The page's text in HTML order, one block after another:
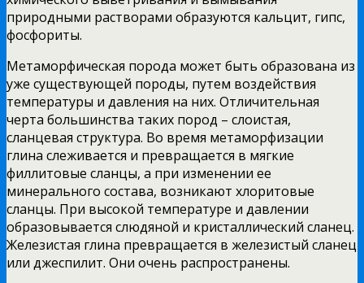
природными растворами образуются кальцит, гипс,
фосфориты.
Метаморфическая порода может быть образована из
уже существующей породы, путем воздействия
температуры и давления на них. Отличительная
черта большинства таких пород – слоистая,
сланцевая структура. Во время метаморфизации
глина слеживается и превращается в мягкие
филлитовые сланцы, а при изменении ее
минерального состава, возникают хлоритовые
сланцы. При высокой температуре и давлении
образовывается слюдяной и кристаллический сланец.
Железистая глина превращается в железистый сланец
или джеспилит. Они очень распространены.